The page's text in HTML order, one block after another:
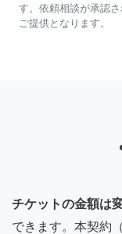
す。依頼相談が承認
ご提供となります。
チケットの金額は
できます。本契約